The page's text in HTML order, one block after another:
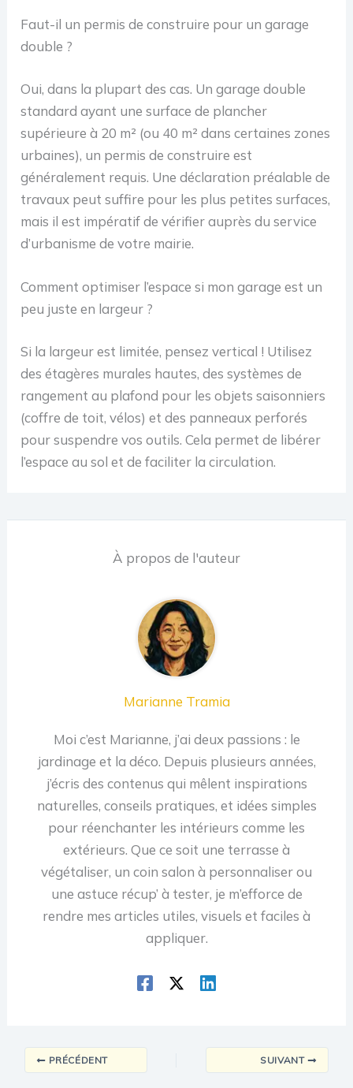
Faut-il un permis de construire pour un garage
double ?
Oui, dans la plupart des cas. Un garage double
standard ayant une surface de plancher
supérieure à 20 m² (ou 40 m² dans certaines zones
urbaines), un permis de construire est
généralement requis. Une déclaration préalable de
travaux peut suffire pour les plus petites surfaces,
mais il est impératif de vérifier auprès du service
d’urbanisme de votre mairie.
Comment optimiser l’espace si mon garage est un
peu juste en largeur ?
Si la largeur est limitée, pensez vertical ! Utilisez
des étagères murales hautes, des systèmes de
rangement au plafond pour les objets saisonniers
(coffre de toit, vélos) et des panneaux perforés
pour suspendre vos outils. Cela permet de libérer
l’espace au sol et de faciliter la circulation.
À propos de l'auteur
Marianne Tramia
Moi c’est Marianne, j’ai deux passions : le
jardinage et la déco. Depuis plusieurs années,
j’écris des contenus qui mêlent inspirations
naturelles, conseils pratiques, et idées simples
pour réenchanter les intérieurs comme les
extérieurs. Que ce soit une terrasse à
végétaliser, un coin salon à personnaliser ou
une astuce récup’ à tester, je m’efforce de
rendre mes articles utiles, visuels et faciles à
appliquer.
PRÉCÉDENT SUIVANT